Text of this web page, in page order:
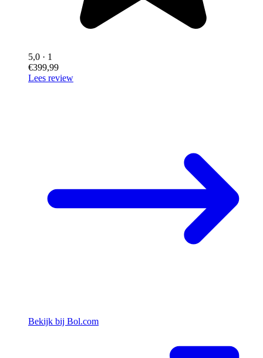
5,0 · 1
€399,99
Lees review
Bekijk bij Bol.com